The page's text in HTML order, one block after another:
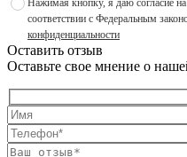
соответствии с Федеральным
конфиденциальности
Оставить отзыв
Оставьте свое мнение о